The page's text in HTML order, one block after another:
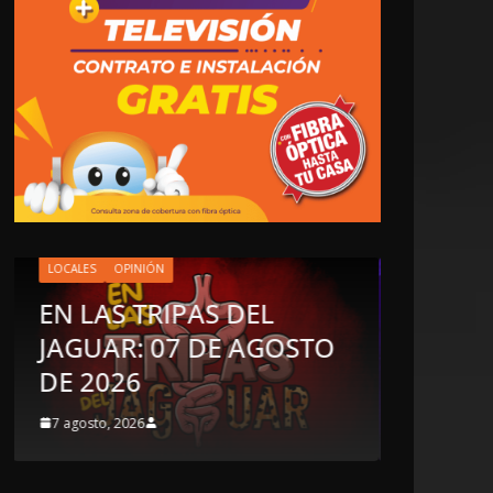
LOCALES OPINIÓN
LUJOS SUBSIDIADOS
6 agosto, 2026